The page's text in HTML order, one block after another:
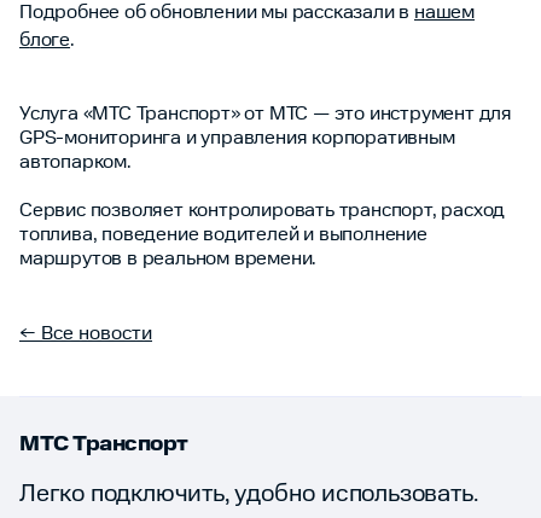
Подробнее об обновлении мы рассказали в нашем
блоге.
Услуга «МТС Транспорт» от МТС — это инструмент для
GPS-мониторинга и управления корпоративным
автопарком.
Сервис позволяет контролировать транспорт, расход
топлива, поведение водителей и выполнение
маршрутов в реальном времени.
← Все новости
МТС Транспорт
Легко подключить, удобно использовать.